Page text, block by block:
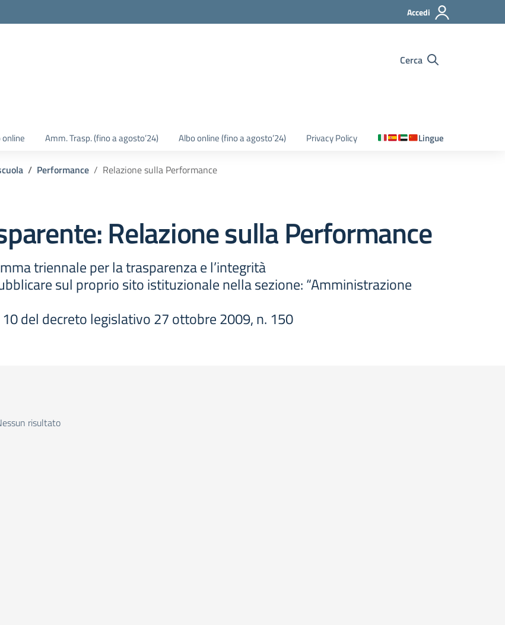
Accedi
Cerca
Amm. Trasp. (fino a agosto’24) Albo online (fino a agosto’24) Privacy Policy Lingue
Performance Relazione sulla Performance
Relazione sulla Performance
triennale per la trasparenza e l’integrità
sul proprio sito istituzionale nella sezione: “Amministrazione
del decreto legislativo 27 ottobre 2009, n. 150
risultato